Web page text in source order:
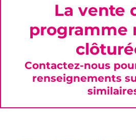
La vente
programme
Contactez-nous
renseignements